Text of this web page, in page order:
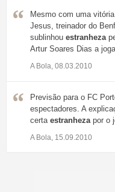
Mesmo com uma
Jesus, treinador do
sublinhou estranheza
Artur Soares Dias a
A Bola, 08.03.2010
Previsão para o FC
espectadores. A
certa estranhezapor o
A Bola, 15.09.2010